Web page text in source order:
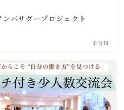
バサダープロジェクト
未分類